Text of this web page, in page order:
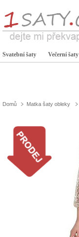
Svatební šaty Večerní šaty
Domů Matka šaty obleky